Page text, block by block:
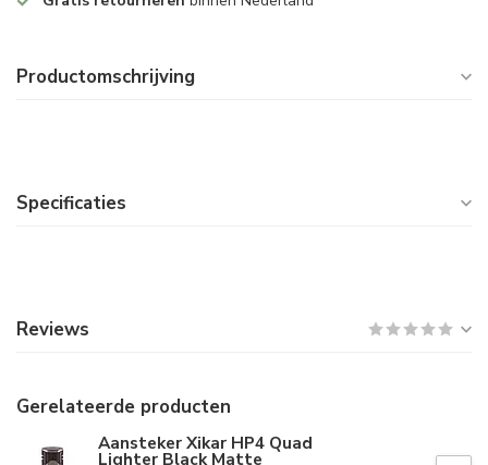
Productomschrijving
Specificaties
Reviews
Gerelateerde producten
Aansteker Xikar HP4 Quad
Lighter Black Matte